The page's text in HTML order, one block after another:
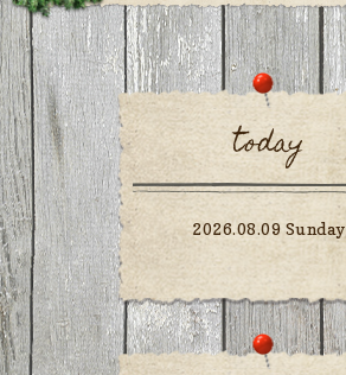
today
2026.08.09 Sunday